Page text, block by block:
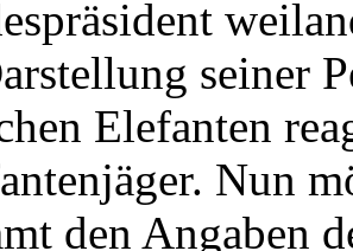
seiner
Elefanten
Nun
den Angaben